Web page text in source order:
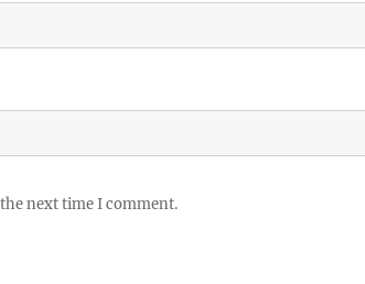
next time I comment.